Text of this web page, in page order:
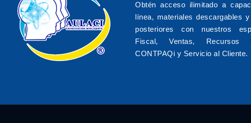
Obtén acceso ilimitado a
línea, materiales descargables
posteriores con nuestros
Fiscal, Ventas, Recursos
CONTPAQi y Servicio al Cliente.